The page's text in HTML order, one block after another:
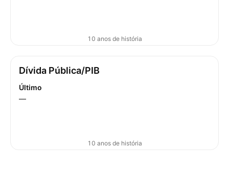
10 anos de história
Dívida Pública/PIB
Último
—
10 anos de história